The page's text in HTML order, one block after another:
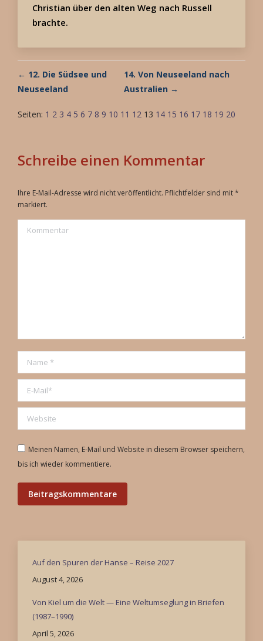
Christian über den alten Weg nach Russell
brachte.
← 12. Die Südsee und
Neuseeland
14. Von Neuseeland nach
Australien →
Seiten: 1 2 3 4 5 6 7 8 9 10 11 12 13 14 15 16 17 18 19 20
Schreibe einen Kommentar
Ihre E-Mail-Adresse wird nicht veröffentlicht. Pflichtfelder sind mit*
markiert.
Kommentar
Name *
E-Mail *
Website
Meinen Namen, E-Mail und Website in diesem Browser speichern,
bis ich wieder kommentiere.
Beitragskommentare
Auf den Spuren der Hanse – Reise 2027
August 4, 2026
Von Kiel um die Welt — Eine Weltumseglung in Briefen
(1987–1990)
April 5, 2026